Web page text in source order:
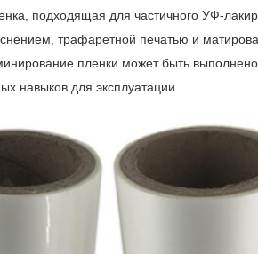
подходящая для частичного УФ-
трафаретной печатью и
пленки может быть
навыков для эксплуатации